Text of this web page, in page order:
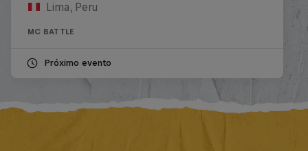
Lima, Peru
MC BATTLE
Próximo evento